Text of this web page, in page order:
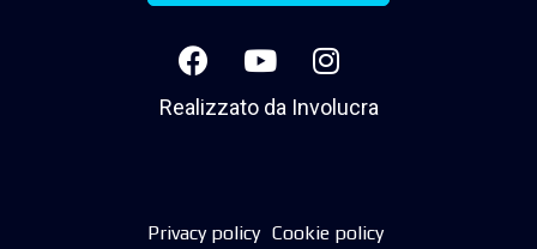
Realizzato da Involucra
Privacy policy Cookie policy